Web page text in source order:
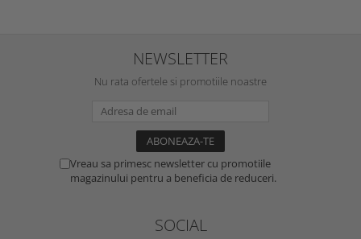
NEWSLETTER
Nu rata ofertele si promotiile noastre
Vreau sa primesc newsletter cu promotiile
magazinului pentru a beneficia de reduceri.
SOCIAL